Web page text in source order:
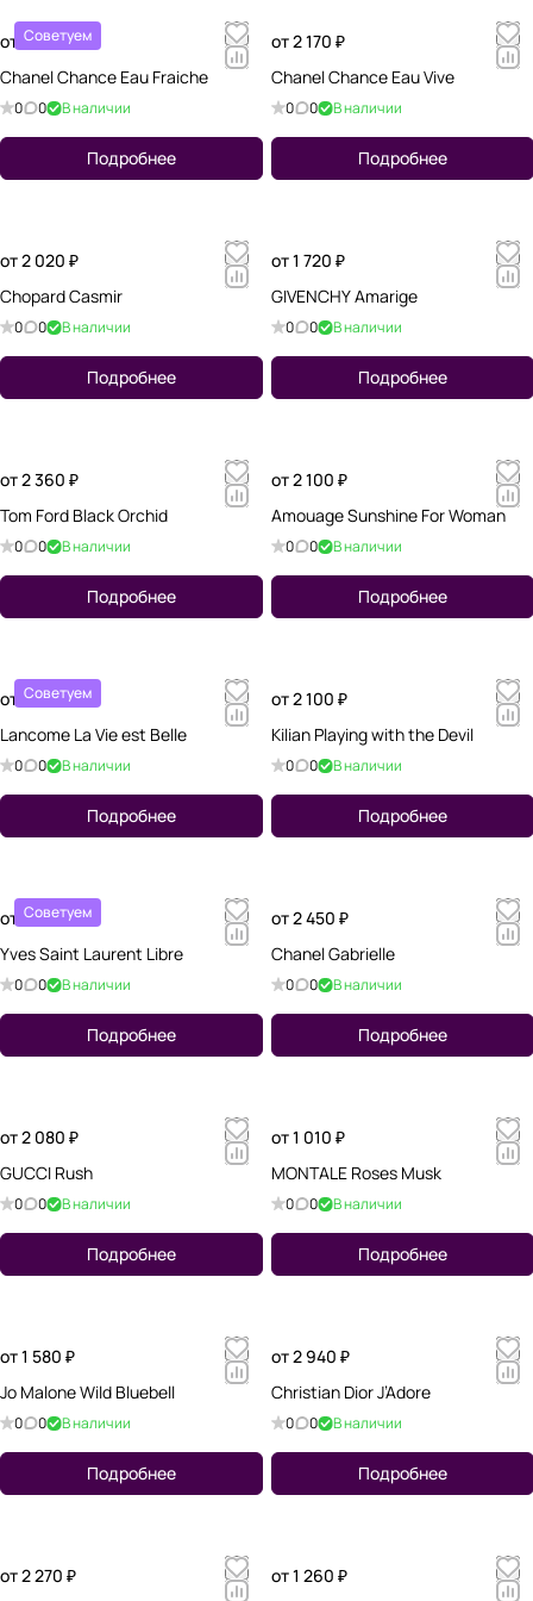
Советуем
от 1 810 ₽
Chanel Chance Eau Fraiche
0 0 В наличии
Подробнее
от 2 170 ₽
Chanel Chance Eau Vive
0 0 В наличии
Подробнее
от 2 020 ₽
Chopard Casmir
0 0 В наличии
Подробнее
от 1 720 ₽
GIVENCHY Amarige
0 0 В наличии
Подробнее
от 2 360 ₽
Tom Ford Black Orchid
0 0 В наличии
Подробнее
от 2 100 ₽
Amouage Sunshine For Woman
0 0 В наличии
Подробнее
Советуем
от 1 130 ₽
Lancome La Vie est Belle
0 0 В наличии
Подробнее
от 2 100 ₽
Kilian Playing with the Devil
0 0 В наличии
Подробнее
Советуем
от 1 940 ₽
Yves Saint Laurent Libre
0 0 В наличии
Подробнее
от 2 450 ₽
Chanel Gabrielle
0 0 В наличии
Подробнее
от 2 080 ₽
GUCCI Rush
0 0 В наличии
Подробнее
от 1 010 ₽
MONTALE Roses Musk
0 0 В наличии
Подробнее
от 1 580 ₽
Jo Malone Wild Bluebell
0 0 В наличии
Подробнее
от 2 940 ₽
Christian Dior J’Adore
0 0 В наличии
Подробнее
от 2 270 ₽
от 1 260 ₽